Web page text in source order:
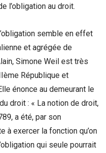
l’obligation au droit.
semble en effet
et agrégée de
Simone Weil est très
République et
énonce au demeurant le
droit : « La notion de droit,
a été, par son
à exercer la fonction qu’on
qui seule pourrait